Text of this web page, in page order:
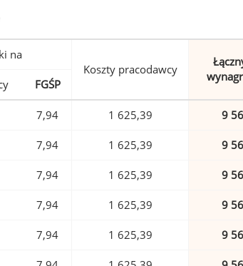
na
Koszty pracodawcy
FGŚP
7,94 1 625,39 9
7,94 1 625,39 9
7,94 1 625,39 9
7,94 1 625,39 9
7,94 1 625,39 9